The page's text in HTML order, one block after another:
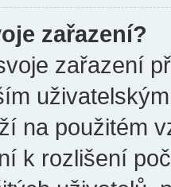
zařazení?
zařazení
na použitém
k rozlišení